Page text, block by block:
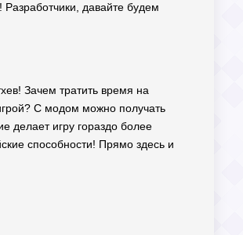
Разработчики, давайте будем
Зачем тратить время на
С модом можно получать
делает игру гораздо более
способности! Прямо здесь и